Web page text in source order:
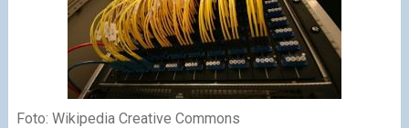
Foto: Wikipedia Creative Commons